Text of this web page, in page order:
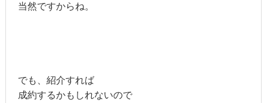
当然ですからね。
でも、紹介すれば
成約するかもしれないので